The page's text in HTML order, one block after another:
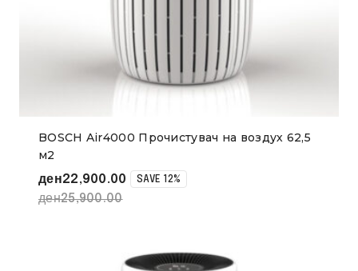
BOSCH Air4000 Прочистувач на воздух 62,5
м2
ден22,900.00
ден25,900.00
SAVE 12%